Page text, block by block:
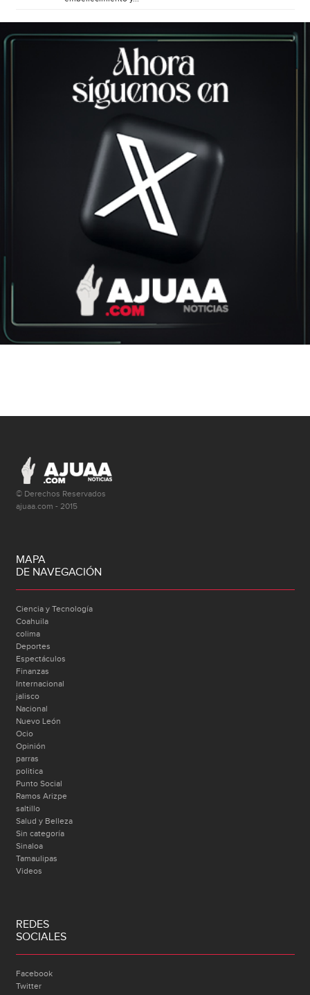
© Derechos Reservados
ajuaa.com - 2015
MAPA
DE NAVEGACIÓN
Ciencia y Tecnología
Coahuila
colima
Deportes
Espectáculos
Finanzas
Internacional
jalisco
Nacional
Nuevo León
Ocio
Opinión
parras
politica
Punto Social
Ramos Arizpe
saltillo
Salud y Belleza
Sin categoría
Sinaloa
Tamaulipas
Videos
REDES
SOCIALES
Facebook
Twitter